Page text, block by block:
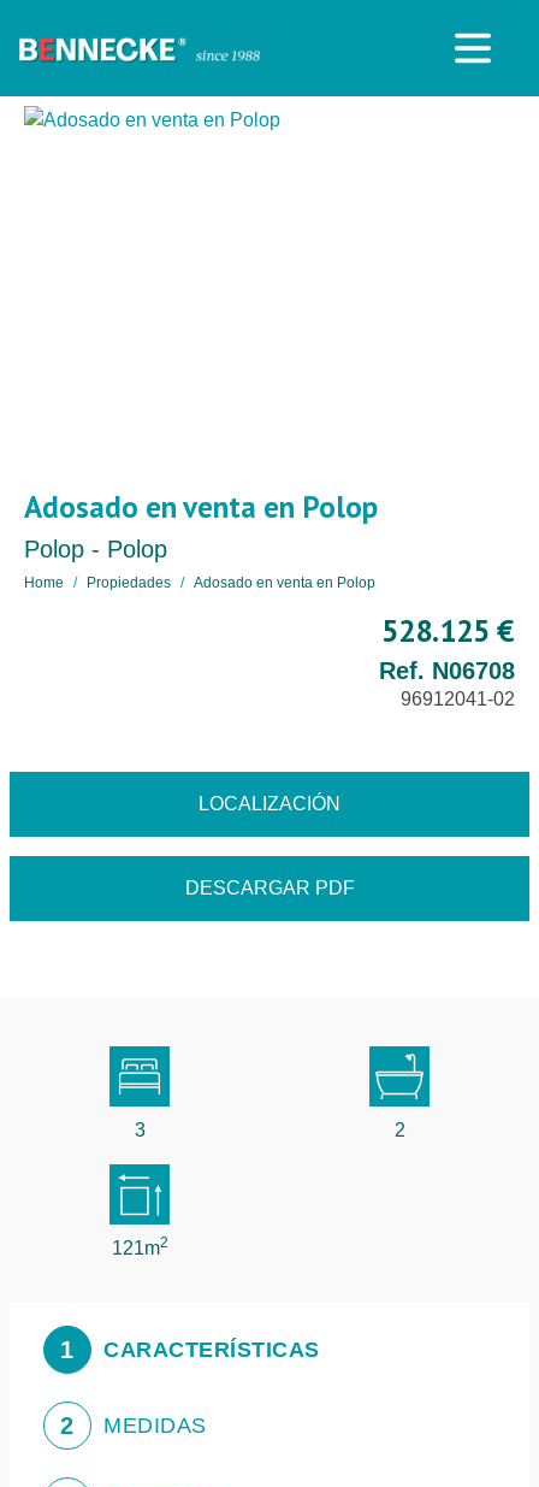
Adosado en venta en Polop
Polop - Polop
Home Propiedades Adosado en venta en Polop
528.125 €
Ref. N06708
96912041-02
LOCALIZACIÓN
DESCARGAR PDF
3 2
121m2
1 CARACTERÍSTICAS
2 MEDIDAS